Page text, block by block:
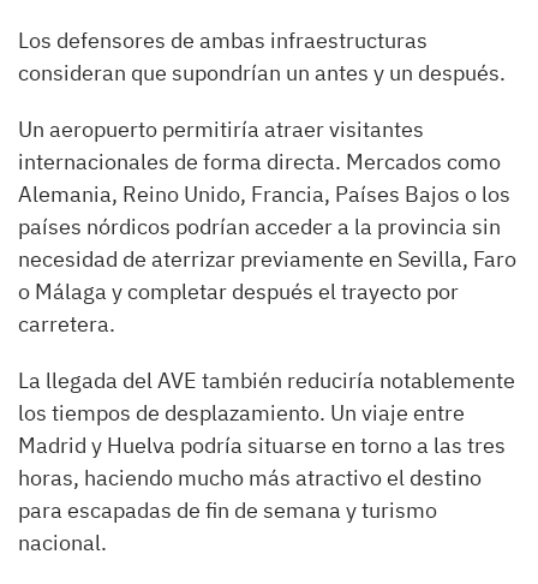
Los defensores de ambas infraestructuras
consideran que supondrían un antes y un después.
Un aeropuerto permitiría atraer visitantes
internacionales de forma directa. Mercados como
Alemania, Reino Unido, Francia, Países Bajos o los
países nórdicos podrían acceder a la provincia sin
necesidad de aterrizar previamente en Sevilla, Faro
o Málaga y completar después el trayecto por
carretera.
La llegada del AVE también reduciría notablemente
los tiempos de desplazamiento. Un viaje entre
Madrid y Huelva podría situarse en torno a las tres
horas, haciendo mucho más atractivo el destino
para escapadas de fin de semana y turismo
nacional.